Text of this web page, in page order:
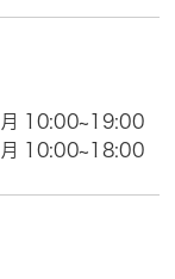
10:00~19:00
10:00~18:00